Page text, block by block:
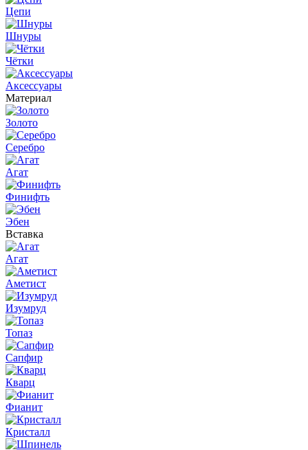
Цепи
Шнуры
Чётки
Аксессуары
Материал
Золото
Серебро
Агат
Финифть
Эбен
Вставка
Агат
Аметист
Изумруд
Топаз
Сапфир
Кварц
Фианит
Кристалл